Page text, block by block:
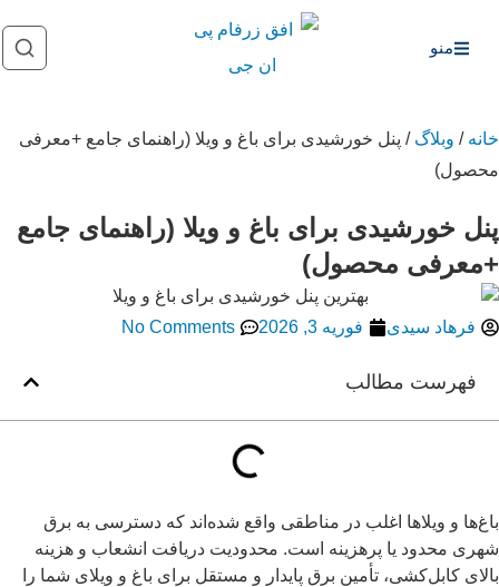
منو
خانه / وبلاگ / پنل خورشیدی برای باغ و ویلا (راهنمای جامع +معرفی
محصول)
پنل خورشیدی برای باغ و ویلا (راهنمای جامع
+معرفی محصول)
فرهاد سیدی فوریه 3, 2026 No Comments
فهرست مطالب
باغ‌ها و ویلاها اغلب در مناطقی واقع شده‌اند که دسترسی به برق
شهری محدود یا پرهزینه است. محدودیت دریافت انشعاب و هزینه
بالای کابل‌کشی، تأمین برق پایدار و مستقل برای باغ و ویلای شما را